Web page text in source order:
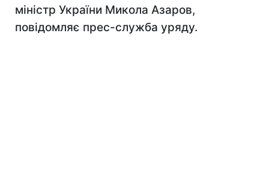
міністр України Микола Азаров,
повідомляє прес-служба уряду.